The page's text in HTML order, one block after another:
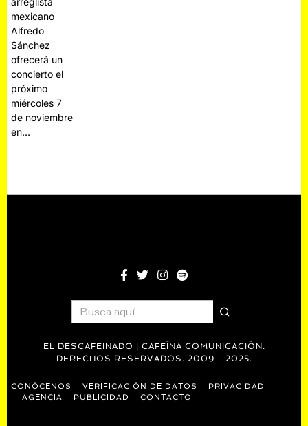
mexicano
Alfredo
Sánchez
ofrecerá un
concierto el
próximo
miércoles 7
de noviembre
en…
EL DESCAFEINADO | CAFEÍNA COMUNICACIÓN.
DERECHOS RESERVADOS. 2009 - 2025.
CONÓCENOS VERIFICACIÓN DE DATOS
PRIVACIDAD
AGENCIA
PUBLICIDAD CONTACTO